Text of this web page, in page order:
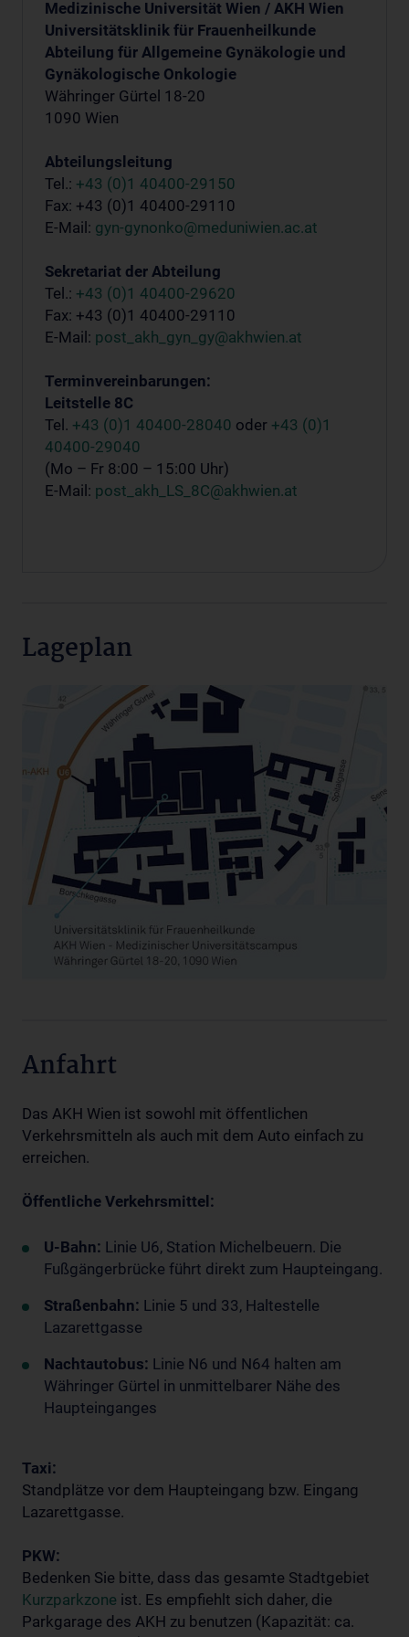
Medizinische Universität Wien / AKH Wien
Universitätsklinik für Frauenheilkunde
Abteilung für Allgemeine Gynäkologie und
Gynäkologische Onkologie
Währinger Gürtel 18-20
1090 Wien
Abteilungsleitung
Tel.: +43 (0)1 40400-29150
Fax: +43 (0)1 40400-29110
E-Mail: gyn-gynonko@meduniwien.ac.at
Sekretariat der Abteilung
Tel.: +43 (0)1 40400-29620
Fax: +43 (0)1 40400-29110
E-Mail: post_akh_gyn_gy@akhwien.at
Terminvereinbarungen:
Leitstelle 8C
Tel. +43 (0)1 40400-28040 oder +43 (0)1
40400-29040
(Mo – Fr 8:00 – 15:00 Uhr)
E-Mail: post_akh_LS_8C@akhwien.at
Lageplan
Anfahrt
Das AKH Wien ist sowohl mit öffentlichen
Verkehrsmitteln als auch mit dem Auto einfach zu
erreichen.
Öffentliche Verkehrsmittel:
U-Bahn: Linie U6, Station Michelbeuern. Die
Fußgängerbrücke führt direkt zum Haupteingang.
Straßenbahn: Linie 5 und 33, Haltestelle
Lazarettgasse
Nachtautobus: Linie N6 und N64 halten am
Währinger Gürtel in unmittelbarer Nähe des
Haupteinganges
Taxi:
Standplätze vor dem Haupteingang bzw. Eingang
Lazarettgasse.
PKW:
Bedenken Sie bitte, dass das gesamte Stadtgebiet
Kurzparkzone ist. Es empfiehlt sich daher, die
Parkgarage des AKH zu benutzen (Kapazität: ca.